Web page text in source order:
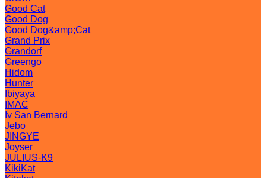
Good Cat
Good Dog
Good Dog&amp;Cat
Grand Prix
Grandorf
Greengo
Hidom
Hunter
Ibiyaya
IMAC
Iv San Bernard
Jebo
JINGYE
Joyser
JULIUS-K9
KikiKat